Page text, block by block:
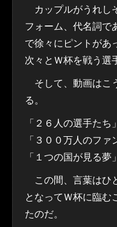
カップルがうれし
フォーム、代名詞で
で徐々にピントがあ
次々とＷ杯を戦う選
そして、動画はこ
る。
「２６人の選手たち」
「３００万人のファ
「１つの国が見る夢」
この間、言葉はひ
となってＷ杯に臨む
たのだ。